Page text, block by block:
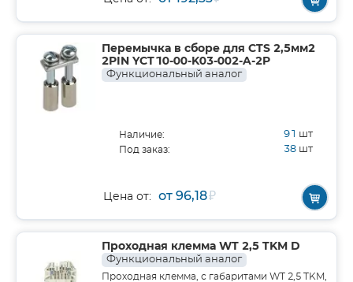
Перемычка в сборе для CTS 2,5мм2
2PIN YCT10-00-K03-002-A-2P
Функциональный аналог
Наличие: 91 шт
Под заказ: 38 шт
Цена от: от 96,18₽
Проходная клемма WT 2,5 TKM D
Функциональный аналог
Проходная клемма, с габаритами WT 2,5 TKM,